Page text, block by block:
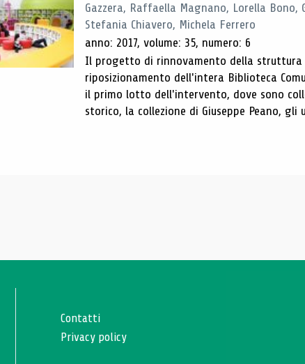
Gazzera, Raffaella Magnano, Lorella Bono,
Stefania Chiavero, Michela Ferrero
anno: 2017, volume: 35, numero: 6
Il progetto di rinnovamento della struttura
riposizionamento dell'intera Biblioteca
il primo lotto dell'intervento, dove sono
storico, la collezione di Giuseppe Peano, gli
Contatti
Privacy policy